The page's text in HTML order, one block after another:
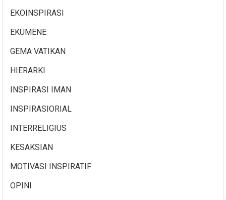
EKOINSPIRASI
EKUMENE
GEMA VATIKAN
HIERARKI
INSPIRASI IMAN
INSPIRASIORIAL
INTERRELIGIUS
KESAKSIAN
MOTIVASI INSPIRATIF
OPINI